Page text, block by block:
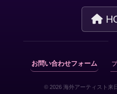
お問い合わせフォーム
© 2026 海外アーティスト来